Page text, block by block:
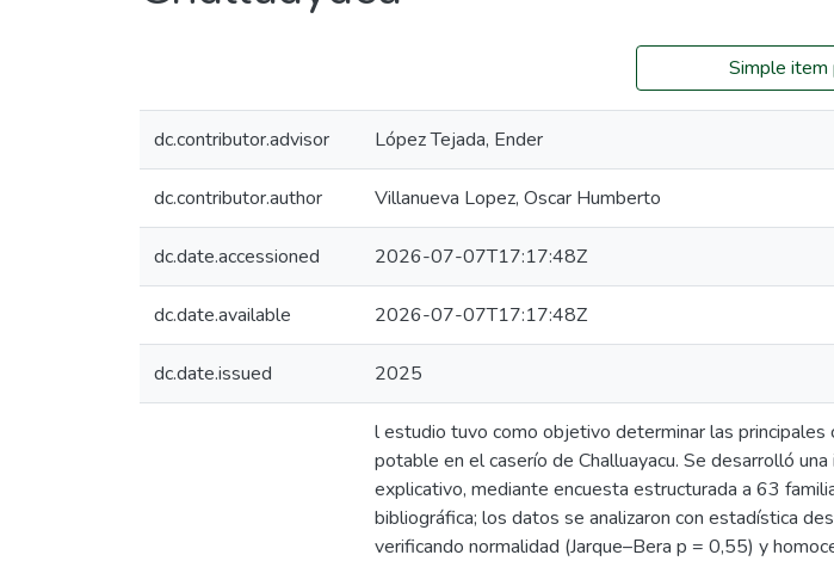
Simple item
dc.contributor.advisor López Tejada, Ender
dc.contributor.author Villanueva Lopez, Oscar Humberto
dc.date.accessioned 2026-07-07T17:17:48Z
dc.date.available 2026-07-07T17:17:48Z
dc.date.issued 2025
l estudio tuvo como objetivo determinar las principales
potable en el caserío de Challuayacu. Se desarrolló
explicativo, mediante encuesta estructurada a 63
bibliográfica; los datos se analizaron con estadística
verificando normalidad (Jarque–Bera p = 0,55) y